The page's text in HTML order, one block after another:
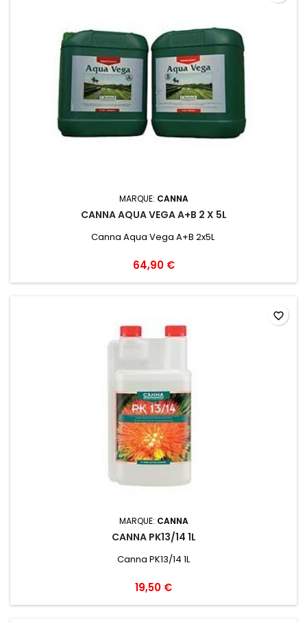
MARQUE: CANNA
CANNA AQUA VEGA A+B 2 X 5L
Canna Aqua Vega A+B 2x5L
64,90 €
MARQUE: CANNA
CANNA PK13/14 1L
Canna PK13/14 1L
19,50 €
favorite_border